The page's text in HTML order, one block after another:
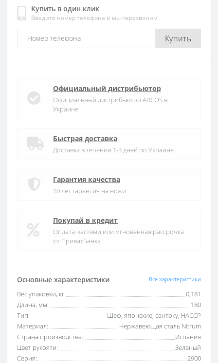
Купить в один клик
Введите номер телефона и мы перезвоним
Купить
Основные характеристики Все характеристики
Вес упаковки, кг:
0,181
Длина, мм:
180
Тип:
Шеф, японские, сантоку, HACCP
Материал:
Нержавеющая сталь Nitrum
Страна производства:
Испания
Цвет рукояти:
Зеленый
Серия:
2900
Официальный дистрибьютор
Официальный дистрибьютор ARCOS в
Украине
Быстрая доставка
Доставка в течении 1-3 дней по Украине
Гарантия качества
10 лет гарантия на ножи
Покупай в кредит
Оплата частями или мгновенная рассрочка
от ПриватБанка